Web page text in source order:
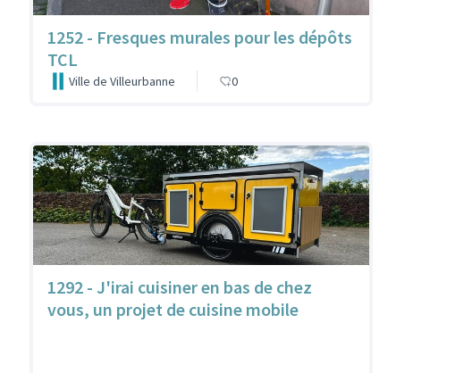
1252 - Fresques murales pour les dépôts
TCL
Ville de Villeurbanne 0
1292 - J'irai cuisiner en bas de chez
vous, un projet de cuisine mobile